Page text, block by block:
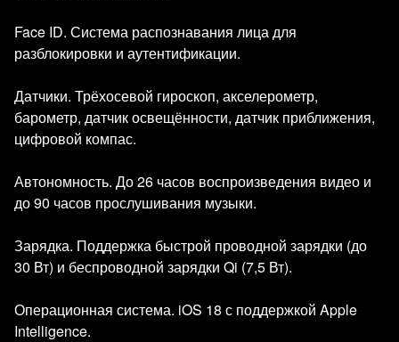
Face ID. Система распознавания лица для
разблокировки и аутентификации.
Датчики. Трёхосевой гироскоп, акселерометр,
барометр, датчик освещённости, датчик приближения,
цифровой компас.
Автономность. До 26 часов воспроизведения видео и
до 90 часов прослушивания музыки.
Зарядка. Поддержка быстрой проводной зарядки (до
30 Вт) и беспроводной зарядки Qi (7,5 Вт).
Операционная система. iOS 18 с поддержкой Apple
Intelligence.